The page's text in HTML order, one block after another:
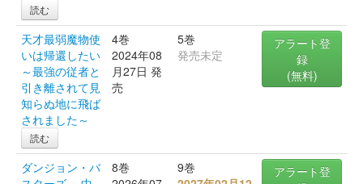
読む
天才最弱魔物使
いは帰還したい
～最強の従者と
引き離されて見
知らぬ地に飛ば
されました～
読む
4巻
2024年08
月27日 発
売
5巻
発売未定
アラート登
録
(無料)
ダンジョン・バ
8巻
9巻
アラート登